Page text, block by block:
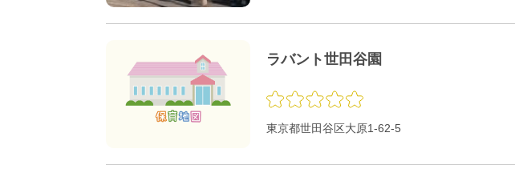
ラバント世田谷園
東京都世田谷区大原1-62-5